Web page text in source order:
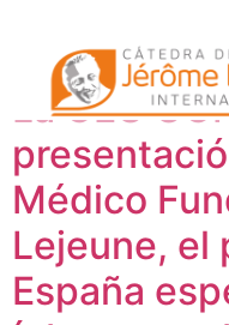
Autor:
La CEU
Médico
Lejeune, el
España